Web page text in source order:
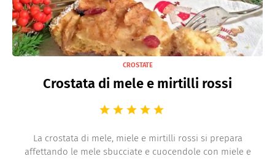
CROSTATE
Crostata di mele e mirtilli rossi
La crostata di mele, miele e mirtilli rossi si prepara
affettando le mele sbucciate e cuocendole con miele e